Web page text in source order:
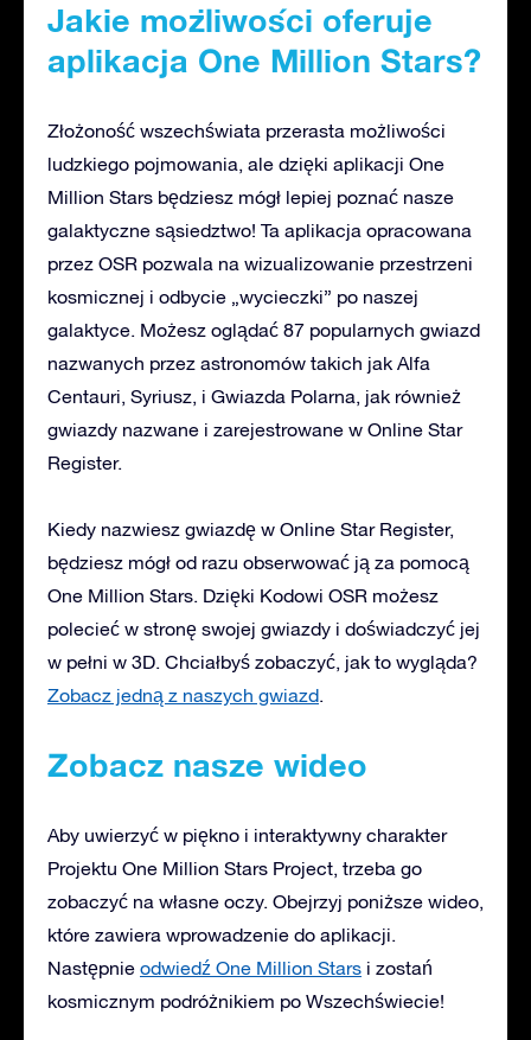
Jakie możliwości oferuje
aplikacja One Million Stars?
Złożoność wszechświata przerasta możliwości
ludzkiego pojmowania, ale dzięki aplikacji One
Million Stars będziesz mógł lepiej poznać nasze
galaktyczne sąsiedztwo! Ta aplikacja opracowana
przez OSR pozwala na wizualizowanie przestrzeni
kosmicznej i odbycie „wycieczki” po naszej
galaktyce. Możesz oglądać 87 popularnych gwiazd
nazwanych przez astronomów takich jak Alfa
Centauri, Syriusz, i Gwiazda Polarna, jak również
gwiazdy nazwane i zarejestrowane w Online Star
Register.
Kiedy nazwiesz gwiazdę w Online Star Register,
będziesz mógł od razu obserwować ją za pomocą
One Million Stars. Dzięki Kodowi OSR możesz
polecieć w stronę swojej gwiazdy i doświadczyć jej
w pełni w 3D. Chciałbyś zobaczyć, jak to wygląda?
Zobacz jedną z naszych gwiazd.
Zobacz nasze wideo
Aby uwierzyć w piękno i interaktywny charakter
Projektu One Million Stars Project, trzeba go
zobaczyć na własne oczy. Obejrzyj poniższe wideo,
które zawiera wprowadzenie do aplikacji.
Następnie odwiedź One Million Stars i zostań
kosmicznym podróżnikiem po Wszechświecie!